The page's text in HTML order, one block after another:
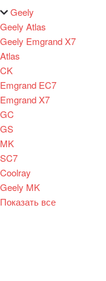
Geely
Geely Atlas
Geely Emgrand X7
Atlas
CK
Emgrand EC7
Emgrand X7
GC
GS
MK
SC7
Coolray
Geely MK
Показать все